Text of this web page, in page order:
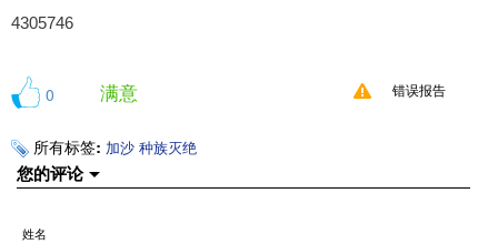
4305746
0 满意 错误报告
所有标签: 加沙 种族灭绝
您的评论
姓名